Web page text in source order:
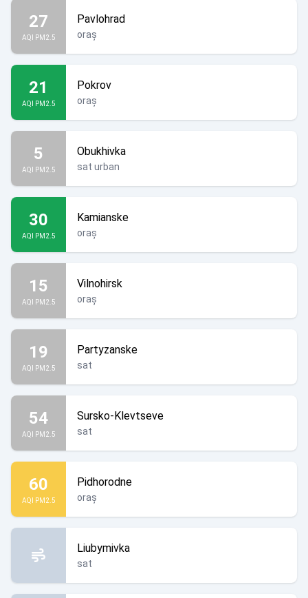
27
AQI PM2.5
Pavlohrad
oraș
21
AQI PM2.5
Pokrov
oraș
5
AQI PM2.5
Obukhivka
sat urban
30
AQI PM2.5
Kamianske
oraș
15
AQI PM2.5
Vilnohirsk
oraș
19
AQI PM2.5
Partyzanske
sat
54
AQI PM2.5
Sursko-Klevtseve
sat
60
AQI PM2.5
Pidhorodne
oraș
Liubymivka
sat